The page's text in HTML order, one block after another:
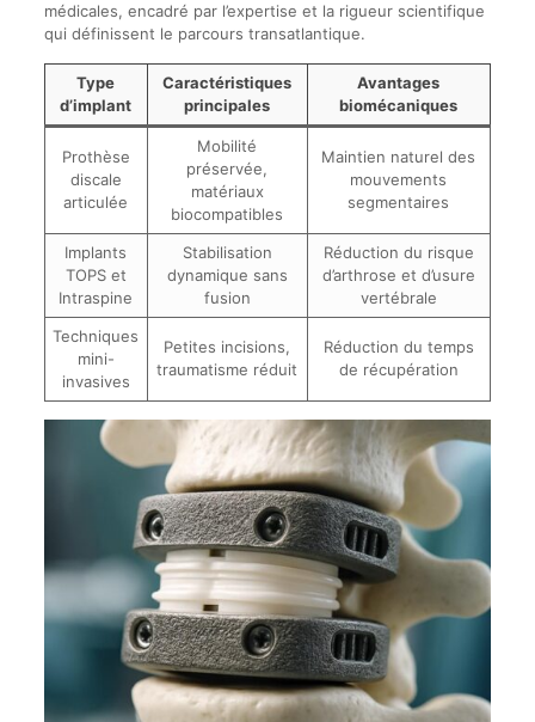
médicales, encadré par l’expertise et la rigueur scientifique
qui définissent le parcours transatlantique.
Type
d’implant
Caractéristiques
principales
Avantages
biomécaniques
Prothèse
discale
articulée
Mobilité
préservée,
matériaux
biocompatibles
Maintien naturel des
mouvements
segmentaires
Implants
TOPS et
Intraspine
Stabilisation
dynamique sans
fusion
Réduction du risque
d’arthrose et d’usure
vertébrale
Techniques
mini-
invasives
Petites incisions,
traumatisme réduit
Réduction du temps
de récupération